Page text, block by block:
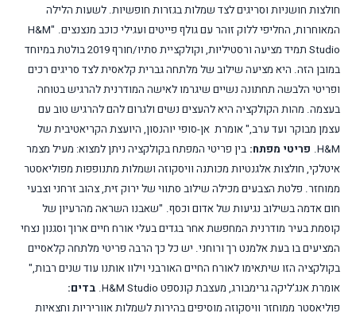
חולצות חושניות וסריגים לצד שמלות בגזרות חופשיות. לשעות הלילה
המאוחרות, החליפי ללוק זוהר עם גולף פייטים ועגילי כוכב מנצנצים. "
H&M
Studio
תמיד מציעה ורסטיליות, וקולקציית סתיו/חורף 2019 בולטת במיוחד
במובן הזה. היא מציעה שילוב של מלתחה גברית קלאסית לצד סריגים רכים
ופריטי הלבשה תחתונה נשיים שיגרמו לאישה המודרנית להרגיש בטוחה
בעצמה. מהות הקולקציה היא להעצים נשים ולגרום להם להרגיש טוב עם
עצמן מבוקר ועד ערב," אומרת אן-סופי יוהנסון, היועצת הקריאטיבית של
H&M
. פריטי מפתח: בין פריטי המפתח בקולקציה ניתן למצוא: מעיל מצמר
איטלקי, חולצות אלגנטיות מכותנה וויסקוזה ושמלות מתנופפות מפוליאסטר
ממוחזר. פלטת הצבעים מכילה שילוב סתווי של ירוק זית, צהוב זרחני וצבעי
חום אדמה בשילוב נגיעות של אדום וכסף. "שאבנו השראה מהרעיון של
קוסמת בעיר מודרנית המחפשת אחר בגדים בעלי אורח חיים ארוך וסגנון נצחי
המציעים בו בעת אלמנט רך ורוחני. יש כל כך הרבה פריטי מלתחה קלאסיים
בקולקציה הזו שיתאימו לאורח החיים האורבני וילוו אותנו עוד שנים רבות,"
אומרת אנג'ליקה גרימבורג, מעצבת קונספט H&M Studio
. בדים:
פוליאסטר ממוחזר וויסקוזה מוסיפים בהירות לשמלות אווריריות וחצאיות